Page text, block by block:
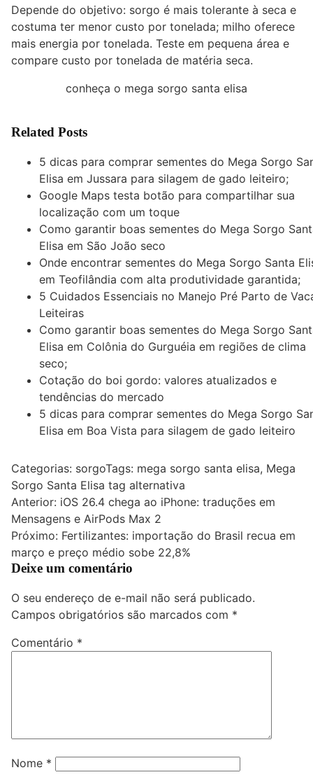
Depende do objetivo: sorgo é mais tolerante à seca e
costuma ter menor custo por tonelada; milho oferece
mais energia por tonelada. Teste em pequena área e
compare custo por tonelada de matéria seca.
conheça o mega sorgo santa elisa
Related Posts
5 dicas para comprar sementes do Mega Sorgo
Elisa em Jussara para silagem de gado leiteiro;
Google Maps testa botão para compartilhar sua
localização com um toque
Como garantir boas sementes do Mega Sorgo
Elisa em São João seco
Onde encontrar sementes do Mega Sorgo Santa
em Teofilândia com alta produtividade garantida;
5 Cuidados Essenciais no Manejo Pré Parto de
Leiteiras
Como garantir boas sementes do Mega Sorgo
Elisa em Colônia do Gurguéia em regiões de clima
seco;
Cotação do boi gordo: valores atualizados e
tendências do mercado
5 dicas para comprar sementes do Mega Sorgo
Elisa em Boa Vista para silagem de gado leiteiro
Categorias: sorgoTags: mega sorgo santa elisa, Mega
Sorgo Santa Elisa tag alternativa
Navegação
de
Post
Anterior: iOS 26.4 chega ao iPhone: traduções em
Mensagens e AirPods Max 2
Próximo: Fertilizantes: importação do Brasil recua em
março e preço médio sobe 22,8%
Deixe um comentário
O seu endereço de e-mail não será publicado.
Campos obrigatórios são marcados com *
Comentário *
Nome *